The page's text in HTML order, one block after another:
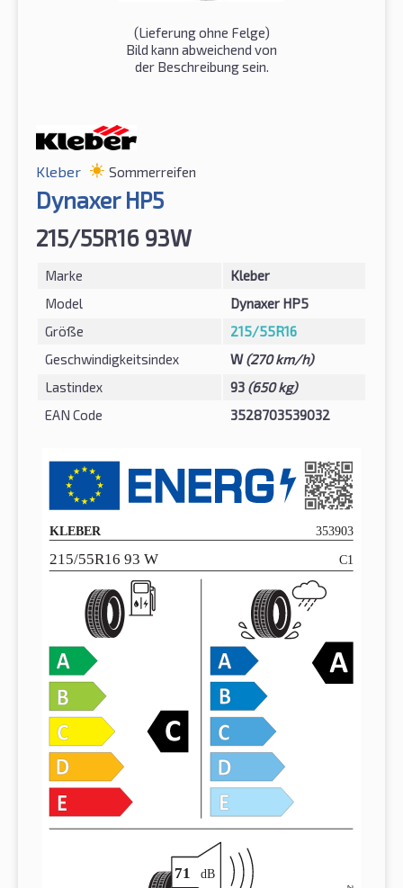
(Lieferung ohne Felge)
Bild kann abweichend von
der Beschreibung sein.
Kleber Sommerreifen
Dynaxer HP5
215/55R16 93W
Marke
Kleber
Model
Dynaxer HP5
Größe
215/55R16
Geschwindigkeitsindex
W(270 km/h)
Lastindex
93 (650 kg)
EAN Code
3528703539032